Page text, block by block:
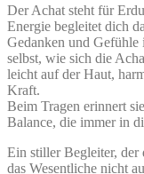
Der Achat steht für
Energie begleitet dich
Gedanken und Gefühle
selbst, wie sich die
leicht auf der Haut,
Kraft.
Beim Tragen erinnert
Balance, die immer in
Ein stiller Begleiter, der
das Wesentliche nicht